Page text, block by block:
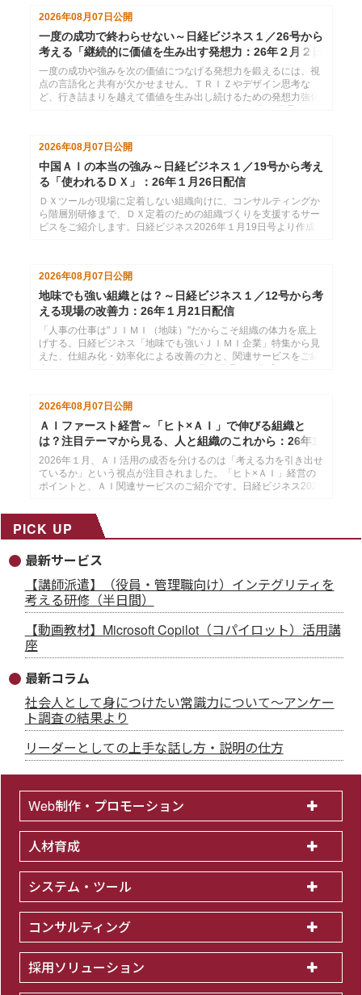
2026年08月07日 公開
一度の成功で終わらせない～日経ビジネス１／26号から
考える「継続的に価値を生み出す発想力：26年２月２日
配信
一度の成功や強みを次の価値につなげる発想力を鍛えるには、視
点の言語化と共有が欠かせません。ＴＲＩＺやデザイン思考な
ど、行き詰まりを越えて価値を生み出し続けるための発想力強化
2026年08月07日公開
中国ＡＩの本当の強み～日経ビジネス１／19号から考え
る「使われるＤＸ」：26年１月26日配信
ＤＸツールが現場に定着しない組織向けに、コンサルティングか
ら階層別研修まで、ＤＸ定着のための組織づくりを支援するサー
ビスをご紹介します。日経ビジネス2026年１月19日号より作成
2026年08月07日 公開
地味でも強い組織とは？～日経ビジネス１／12号から考
える現場の改善力：26年１月21日配信
「人事の仕事は"ＪＩＭＩ（地味）"だからこそ組織の体力を底上
げする。日経ビジネス「地味でも強いＪＩＭＩ企業」特集から見
えた、仕組み化・効率化による改善の力と、関連サービスをご紹
2026年08月07日公開
ＡＩファースト経営～「ヒト×ＡＩ」で伸びる組織と
は？注目テーマから見る、人と組織のこれから：26年1
月14日配信
2026年１月、ＡＩ活用の成否を分けるのは「考える力を引き出せ
ているか」という視点が注目されました。「ヒト×ＡＩ」経営の
ポイントと、ＡＩ関連サービスのご紹介です。日経ビジネス2025
ールマガジン26年１月14配信分です。
PICK UP
最新サービス
【講師派遣】（役員・管理職向け）インテグリティを
考える研修（半日間）
【動画教材】Microsoft Copilot（コパイロット）活用講
座
最新コラム
社会人として身につけたい常識力について～アンケー
ト調査の結果より
リーダーとしての上手な話し方・説明の仕方
Web制作・プロモーション
人材育成
システム・ツール
コンサルティング
採用ソリューション